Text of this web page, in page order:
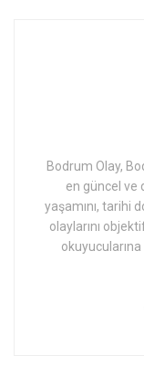
Bodrum Olay,
en güncel ve
yaşamını, tarihi
olaylarını